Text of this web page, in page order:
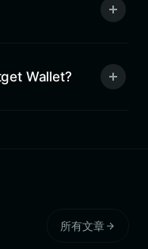
Wallet?
所有文章